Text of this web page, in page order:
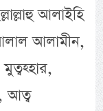
আলাইহি
আলামীন,
আত্ব